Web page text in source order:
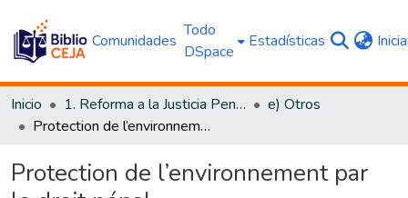
Comunidades
Todo
DSpace
Estadísticas
Inicio 1. Reforma a la Justicia Penal
e) Otros
Protection de l’environnement par le droit pénal...
Protection de l’environnement par